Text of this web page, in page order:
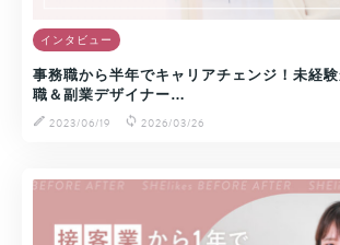
インタビュー
事務職から半年でキャリアチェンジ！未経
職＆副業デザイナー…
2023/06/19
2026/03/26